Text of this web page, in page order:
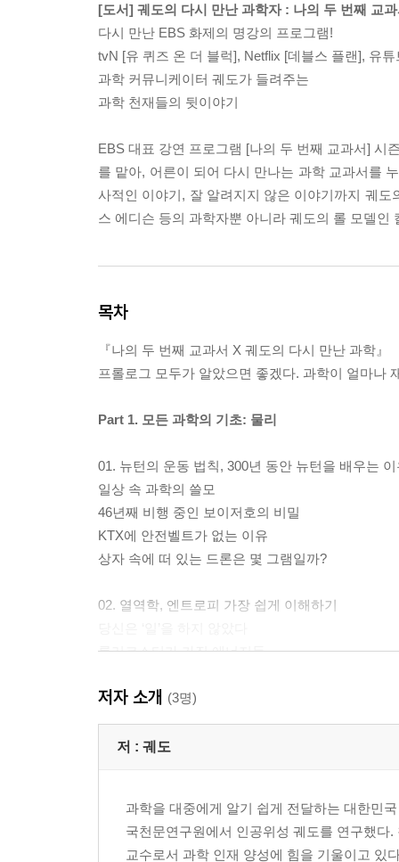
[도서] 궤도의 다시 만난 과학자 : 나의 두 번째 교
다시 만난 EBS 화제의 명강의 프로그램!
tvN [유 퀴즈 온 더 블럭], Netflix [데블스 플랜], 유
과학 커뮤니케이터 궤도가 들려주는
과학 천재들의 뒷이야기
EBS 대표 강연 프로그램 [나의 두 번째 교과서] 시
를 맡아, 어른이 되어 다시 만나는 과학 교과서를
사적인 이야기, 잘 알려지지 않은 이야기까지 궤
스 에디슨 등의 과학자뿐 아니라 궤도의 롤 모델
목차
『나의 두 번째 교과서 X 궤도의 다시 만난 과학』
프롤로그 모두가 알았으면 좋겠다. 과학이 얼마나
Part 1. 모든 과학의 기초: 물리
01. 뉴턴의 운동 법칙, 300년 동안 뉴턴을 배우는 이
일상 속 과학의 쓸모
46년째 비행 중인 보이저호의 비밀
KTX에 안전벨트가 없는 이유
상자 속에 떠 있는 드론은 몇 그램일까?
02. 열역학, 엔트로피 가장 쉽게 이해하기
롤러코스터가 가진 에너지들
물은 결국 식는다
무질서, 가장 자연적인 현상
전구에 불이 들어오는 순간
닮은 듯, 다른 전기력과 자기력
저자 소개 (3명)
저 : 궤도
과학을 대중에게 알기 쉽게 전달하는 대한민
국천문연구원에서 인공위성 궤도를 연구했
교수로서 과학 인재 양성에 힘을 기울이고 있